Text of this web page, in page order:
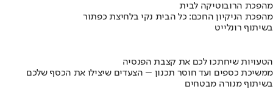
מהפכת הרובוטיקה לבית
מהפכת הניקיון החכם: כל הבית נקי בלחיצת כפתור
בשיתוף רונלייט
הטעויות שיחתכו לכם את קצבת הפנסיה
ממשיכת כספים ועד חוסר תכנון – הצעדים שיצילו את הכסף שלכם
בשיתוף מנורה מבטחים